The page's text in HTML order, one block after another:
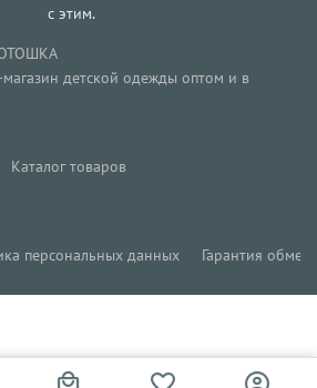
с этим.
детской одежды оптом и в
Каталог товаров
персональных данных Гарантия